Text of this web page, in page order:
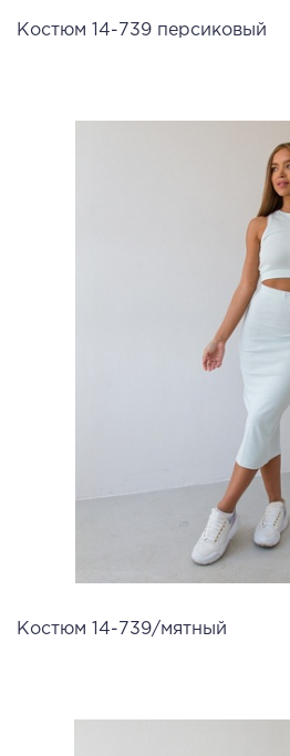
Костюм 14-739 персиковый
Костюм 14-739/мятный